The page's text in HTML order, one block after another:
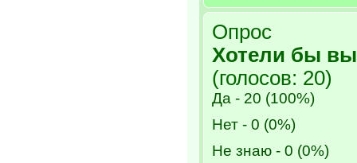
Опрос
Хотели бы вы
(голосов: 20)
Да - 20 (100%)
Нет - 0 (0%)
Не знаю - 0 (0%)